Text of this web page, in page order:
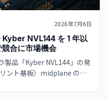
2026年7月6日
NVL144 を 1 年以
合に市場機会
製品「Kyber NVL144」の発
ント基板）midplane の製